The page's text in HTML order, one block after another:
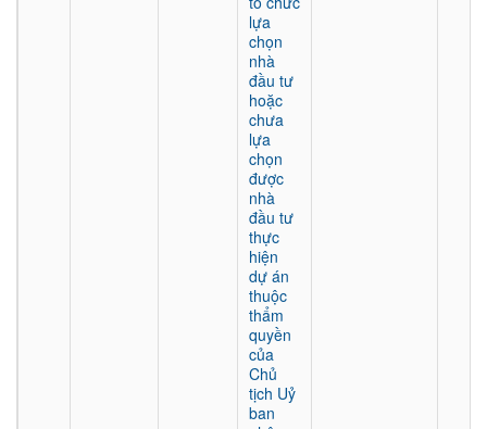
lựa
chọn
nhà
đầu tư
hoặc
chưa
lựa
chọn
được
nhà
đầu tư
thực
hiện
dự án
thuộc
thẩm
quyền
của
Chủ
tịch Uỷ
ban